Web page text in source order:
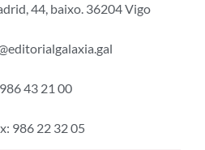
44, baixo. 36204 Vigo
986 43 21 00
986 22 32 05